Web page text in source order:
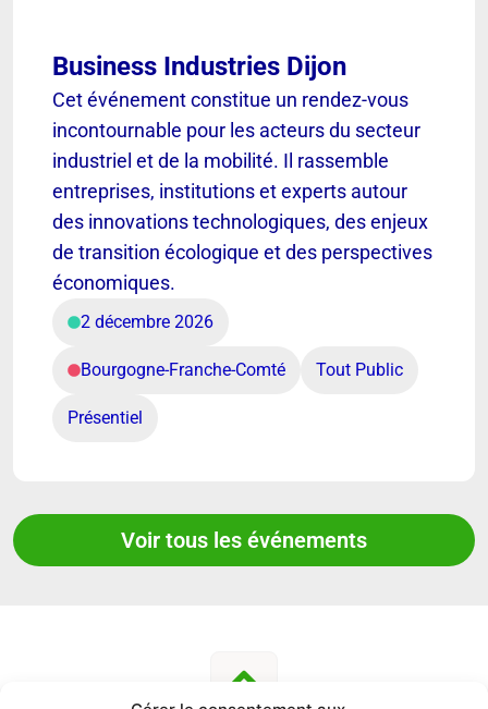
Business Industries Dijon
Cet événement constitue un rendez-vous
incontournable pour les acteurs du secteur
industriel et de la mobilité. Il rassemble
entreprises, institutions et experts autour
des innovations technologiques, des enjeux
de transition écologique et des perspectives
économiques.
2 décembre 2026
Bourgogne-Franche-Comté Tout Public
Présentiel
Voir tous les événements